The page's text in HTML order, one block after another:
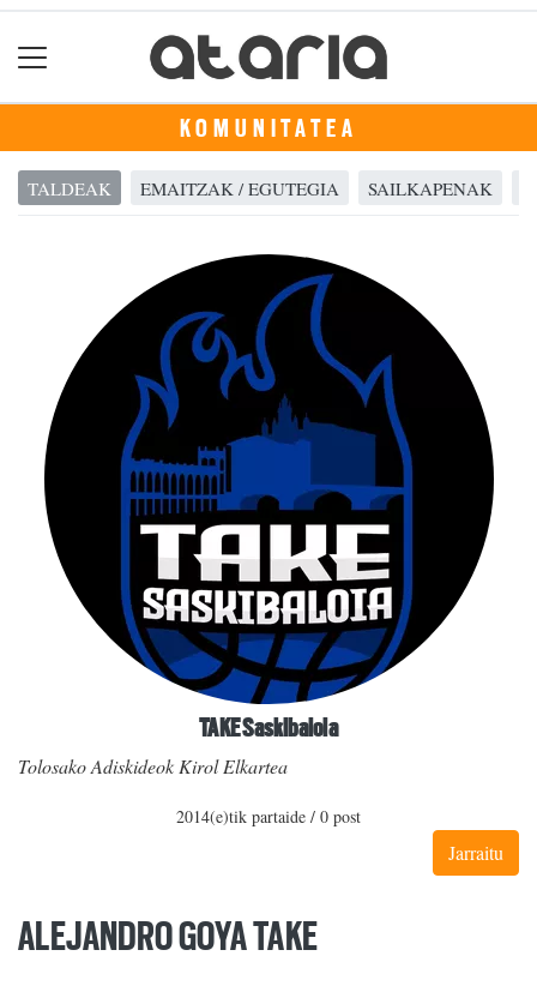
KOMUNITATEA
TALDEAK EMAITZAK / EGUTEGIA SAILKAPENAK
TAKE Saskibaloia
Tolosako Adiskideok Kirol Elkartea
2014(e)tik partaide / 0 post
Jarraitu
ALEJANDRO GOYA TAKE